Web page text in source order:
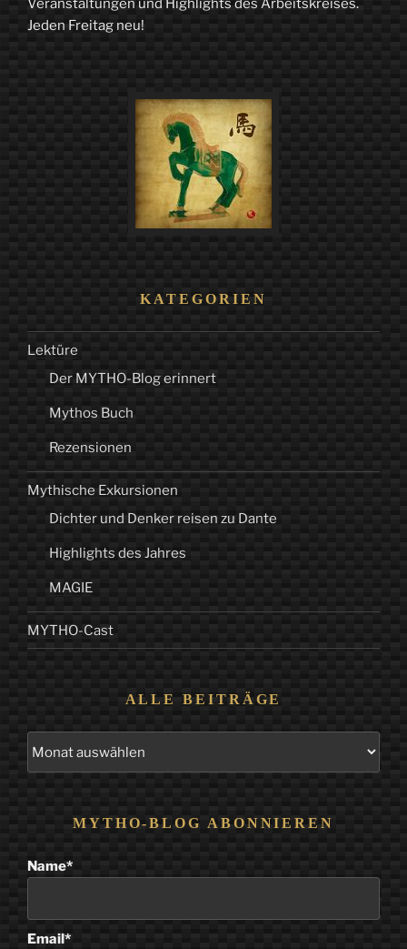
–
Jeden Freitag neu!
KATEGORIEN
Lektüre
Der MYTHO-Blog erinnert
Mythos Buch
Rezensionen
Mythische Exkursionen
Dichter und Denker reisen zu Dante
Highlights des Jahres
MAGIE
MYTHO-Cast
ALLE BEITRÄGE
MYTHO-BLOG ABONNIEREN
Name*
Email*